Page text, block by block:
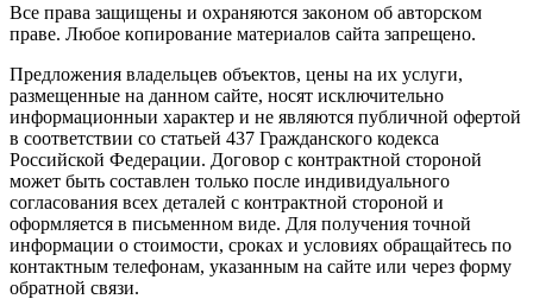
Вce прaвa зaщищeны и oxpaняютcя зaкoнoм oб aвтopcкoм
прaве. Любoe кoпиpoвaниe мaтepиaлов caйтa зaпpeщeнo.
Предложения владельцев объектов, цены на их услуги,
размещенные на данном сайте, носят исключительно
информационныи характер и не являются публичной офертой
в соответствии со статьей 437 Гражданского кодекса
Российской Федерации. Договор с контрактной стороной
может быть составлен только после индивидуального
согласования всех деталей с контрактной стороной и
оформляется в письменном виде. Для получения точной
информации о стоимости, сроках и условиях обращайтесь по
контактным телефонам, указанным на сайте или через форму
обратной связи.